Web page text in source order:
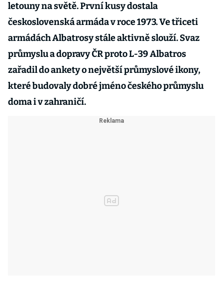
letouny na světě. První kusy dostala
československá armáda v roce 1973. Ve třiceti
armádách Albatrosy stále aktivně slouží. Svaz
průmyslu a dopravy ČR proto L-39 Albatros
zařadil do ankety o největší průmyslové ikony,
které budovaly dobré jméno českého průmyslu
doma i v zahraničí.